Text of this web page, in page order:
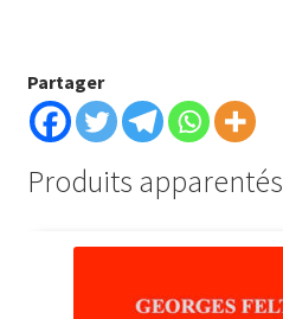
Partager
Produits apparentés